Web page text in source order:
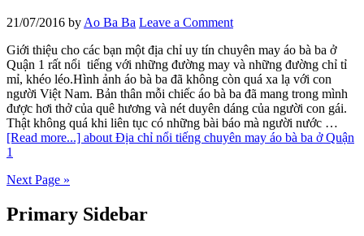
21/07/2016 by Ao Ba Ba Leave a Comment
Giới thiệu cho các bạn một địa chỉ uy tín chuyên may áo bà ba ở
Quận 1 rất nổi tiếng với những đường may và những đường chỉ tỉ
mỉ, khéo léo.Hình ảnh áo bà ba đã không còn quá xa lạ với con
người Việt Nam. Bản thân mỗi chiếc áo bà ba đã mang trong mình
được hơi thở của quê hương và nét duyên dáng của người con gái.
Thật không quá khi liên tục có những bài báo mà người nước …
[Read more...] about Địa chỉ nổi tiếng chuyên may áo bà ba ở Quận
1
Next Page »
Primary Sidebar